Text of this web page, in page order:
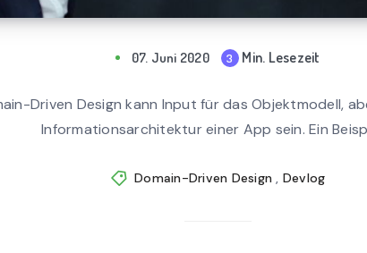
07. Juni 2020
3
d
Min. Lesezeit
Driven Design kann Input für das Objektmodell,
Informationsarchitektur einer App sein. Ein
Domain-Driven Design , Devlog